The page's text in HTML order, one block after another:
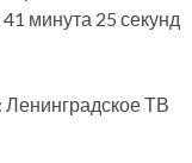
41 минута 25 секунд
: Ленинградское ТВ